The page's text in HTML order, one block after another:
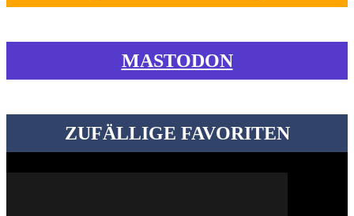
MASTODON
ZUFÄLLIGE FAVORITEN